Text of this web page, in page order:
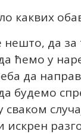
каквих
да
ћемо у
да
будемо
сваком